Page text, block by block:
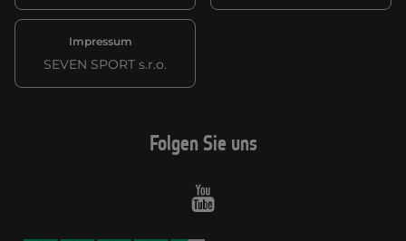
Impressum
SEVEN SPORT s.r.o.
Folgen Sie uns
Youtube